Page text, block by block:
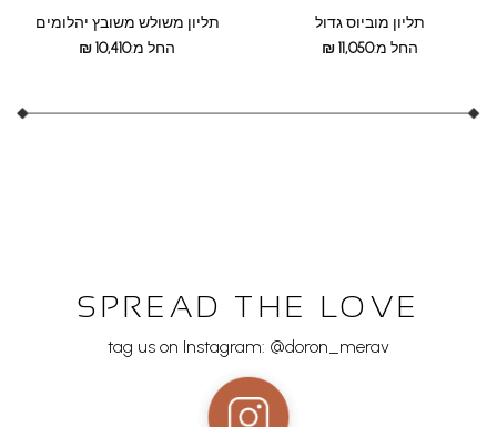
תליון מוביוס גדול
החל מ:
₪11,050
תליון משולש משובץ יהלומים
החל מ:
₪10,410
SPREAD THE LOVE
tag us on Instagram: @doron_merav